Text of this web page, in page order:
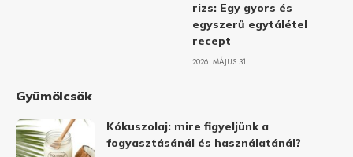
rizs: Egy gyors és
egyszerű egytálétel
recept
2026. MÁJUS 31.
Gyümölcsök
Kókuszolaj: mire figyeljünk a
fogyasztásánál és használatánál?